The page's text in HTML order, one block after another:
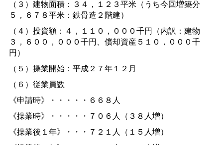
（３）建物面積：３４，１２３平米（うち今回増築分
５，６７８平米：鉄骨造２階建）
（４）投資額：４，１１０，０００千円（内訳：建物
３，６００，０００千円、償却資産５１０，０００千
円）
（５）操業開始：平成２７年１２月
（６）従業員数
《申請時》・・・・・６６８人
《操業時》・・・・・７０６人（３８人増）
《操業後１年》・・・７２１人（１５人増）